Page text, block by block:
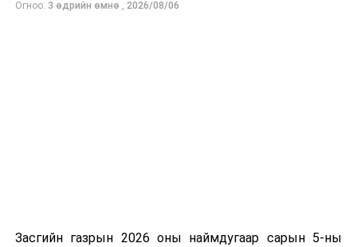
нийлүүлэлтийг тогтворжуулах хүрээнд бусад эх
Огноо: 3 өдрийн өмнө , 2026/08/06
Засгийн газрын 2026 оны наймдугаар сарын 5-ны